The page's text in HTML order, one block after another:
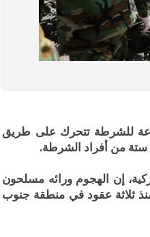
مدرعة للشرطة تتحرك على طريق
من أفراد الشرطة.
إن الهجوم ورائه مسلحون
ثلاثة عقود في منطقة جنوب